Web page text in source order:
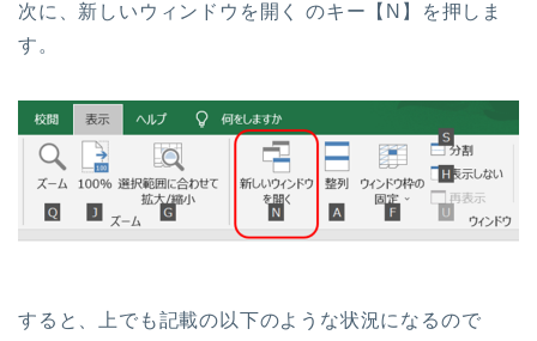
次に、新しいウィンドウを開く のキー【N】を押しま
す。
すると、上でも記載の以下のような状況になるので